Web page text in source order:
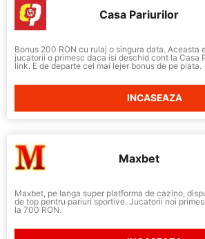
Casa Pariurilor
Bonus 200 RON cu rulaj o singura data. Aceasta
jucatorii o primesc daca isi deschid cont la Casa
link. E de departe cel mai lejer bonus de pe piata.
INCASEAZA
Maxbet
Maxbet, pe langa super platforma de cazino,
de top pentru pariuri sportive. Jucatorii noi
la 700 RON.